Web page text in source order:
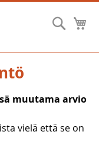
Hae
muutama arvio
vielä että se on